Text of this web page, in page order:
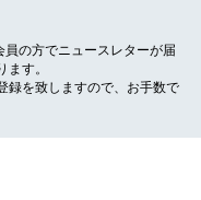
の方でニュースレターが届
す。
録を致しますので、お手数で